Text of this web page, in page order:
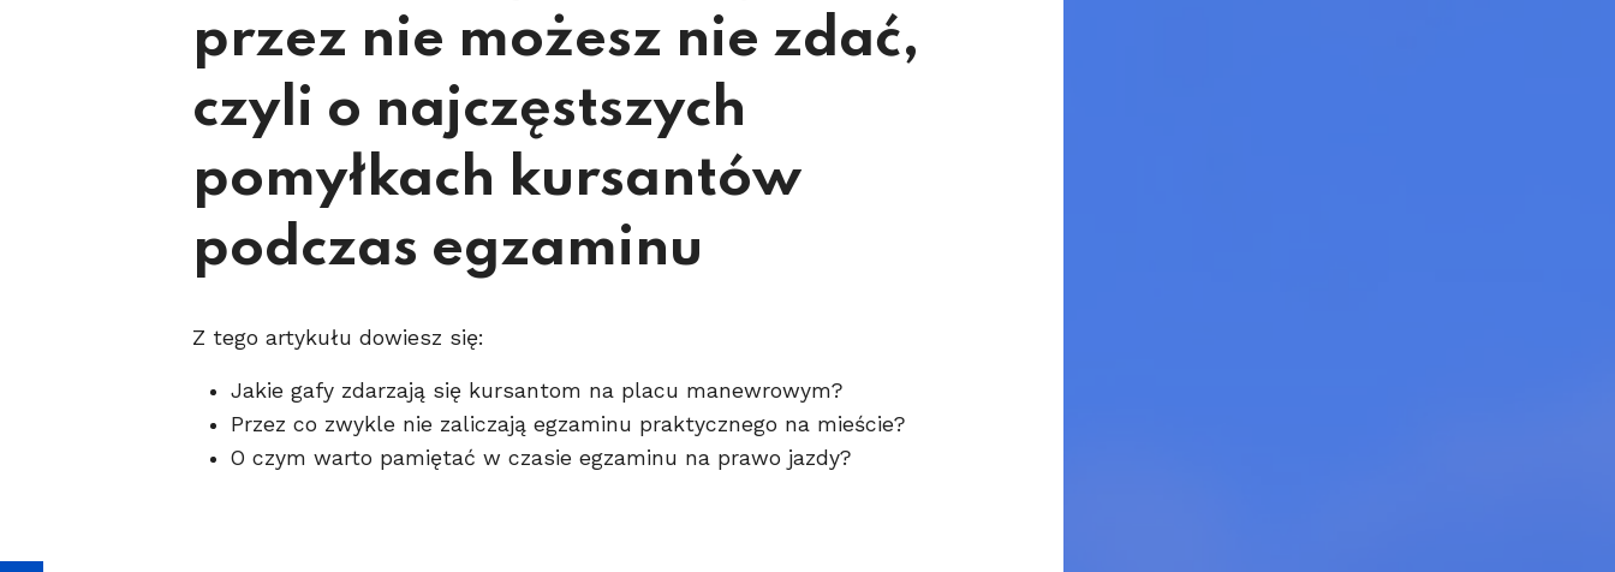
przez nie możesz nie zdać,
czyli o najczęstszych
pomyłkach kursantów
podczas egzaminu
Z tego artykułu dowiesz się:
Jakie gafy zdarzają się kursantom na placu manewrowym?
Przez co zwykle nie zaliczają egzaminu praktycznego na mieście?
O czym warto pamiętać w czasie egzaminu na prawo jazdy?